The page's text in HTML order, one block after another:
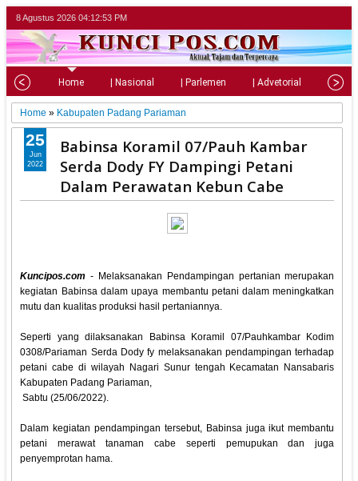
8 Agustus 2026 04:12:55 PM
Home | Nasional | Parlemen | Advetorial |
Home » Kabupaten Padang Pariaman
Babinsa Koramil 07/Pauh Kambar
Serda Dody FY Dampingi Petani
Dalam Perawatan Kebun Cabe
Kuncipos.com - Melaksanakan Pendampingan pertanian merupakan
kegiatan Babinsa dalam upaya membantu petani dalam meningkatkan
mutu dan kualitas produksi hasil pertaniannya.
Seperti yang dilaksanakan Babinsa Koramil 07/Pauhkambar Kodim
0308/Pariaman Serda Dody fy melaksanakan pendampingan terhadap
petani cabe di wilayah Nagari Sunur tengah Kecamatan Nansabaris
Kabupaten Padang Pariaman,
Sabtu (25/06/2022).
Dalam kegiatan pendampingan tersebut, Babinsa juga ikut membantu
petani merawat tanaman cabe seperti pemupukan dan juga
penyemprotan hama.
25
Jun
2022